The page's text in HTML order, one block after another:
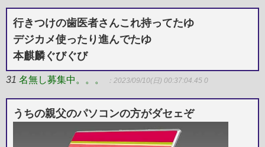
行きつけの歯医者さんこれ持ってたゆ
デジカメ使ったり進んでたゆ
本麒麟ぐびぐび
31 名無し募集中。。。 ：2023/09/10(日) 00:37:04.45 0
うちの親父のパソコンの方がダセェぞ